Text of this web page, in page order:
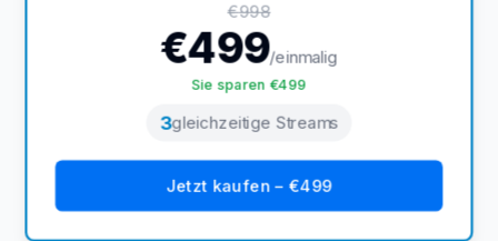
€998
€499/einmalig
Sie sparen €499
3gleichzeitige Streams
Jetzt kaufen – €499